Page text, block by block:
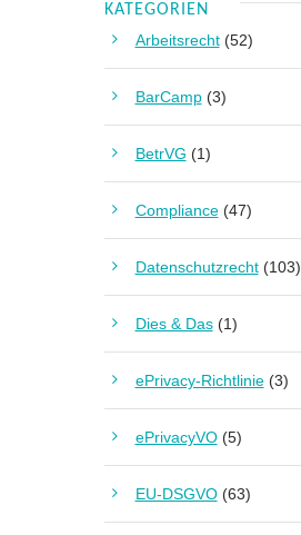
KATEGORIEN
Arbeitsrecht(52)
BarCamp(3)
BetrVG (1)
Compliance(47)
Datenschutzrecht(103)
Dies & Das(1)
ePrivacy-Richtlinie(3)
ePrivacyVO(5)
EU-DSGVO(63)